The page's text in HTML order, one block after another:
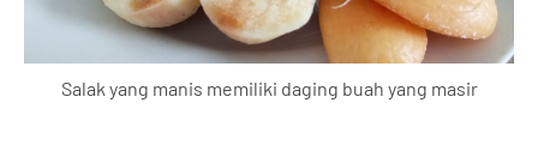
Salak yang manis memiliki daging buah yang masir